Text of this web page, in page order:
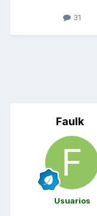
31
Faulk
Usuarios